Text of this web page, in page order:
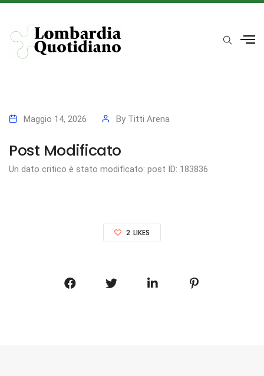
Maggio 14, 2026 By Titti Arena
Post Modificato
Un dato critico è stato modificato: post ID: 183836
2 LIKES